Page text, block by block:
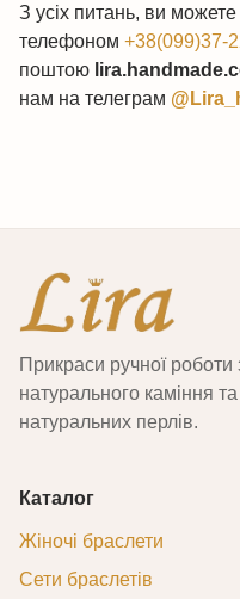
З усіх питань, ви можете
телефоном +38(099)37-
поштою
нам на телеграм
Прикраси ручної роботи
натурального каміння та
натуральних перлів.
Каталог
Жіночі браслети
Сети браслетів